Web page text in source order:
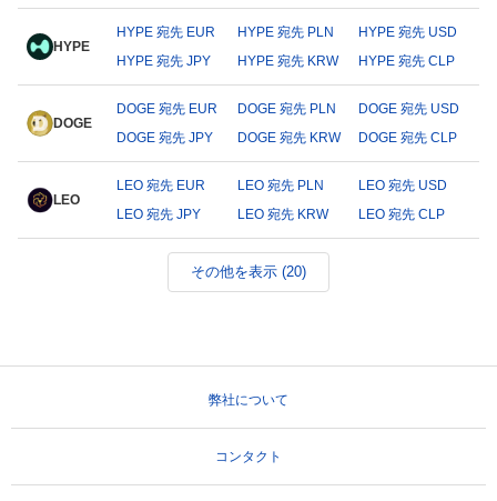
HYPE
HYPE 宛先 EUR HYPE 宛先 PLN
HYPE 宛先 USD
HYPE 宛先 JPY
HYPE 宛先 KRW HYPE 宛先 CLP
DOGE
DOGE 宛先 EUR DOGE 宛先 PLN
DOGE 宛先 USD
DOGE 宛先 JPY
DOGE 宛先 KRW DOGE 宛先 CLP
LEO
LEO 宛先 EUR LEO 宛先 PLN
LEO 宛先 USD
LEO 宛先 JPY
LEO 宛先 KRW LEO 宛先 CLP
その他を表示 (20)
弊社について
コンタクト